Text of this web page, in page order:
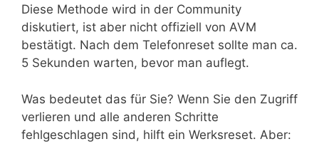
Diese Methode wird in der Community
diskutiert, ist aber nicht offiziell von AVM
bestätigt. Nach dem Telefonreset sollte man ca.
5 Sekunden warten, bevor man auflegt.
Was bedeutet das für Sie? Wenn Sie den Zugriff
verlieren und alle anderen Schritte
fehlgeschlagen sind, hilft ein Werksreset. Aber: